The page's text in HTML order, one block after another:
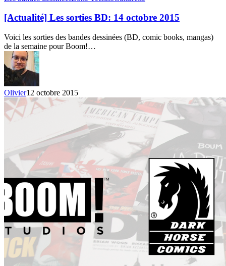
sorties
BD:
14
octobre
2015
[Actualité] Les sorties BD: 14 octobre 2015
Voici les sorties des bandes dessinées (BD, comic books, mangas)
de la semaine pour Boom!…
Olivier12 octobre 2015